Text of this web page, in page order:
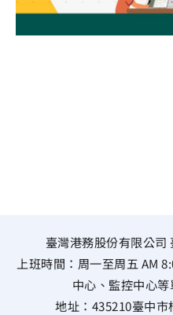
臺灣港務股份有限公司
上班時間：周一至周五 AM
中心、監控中心等
地址： 435210臺中